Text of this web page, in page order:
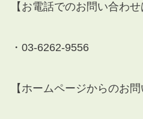
【お電話でのお問い合わせ
・03-6262-9556
【ホームページからのお